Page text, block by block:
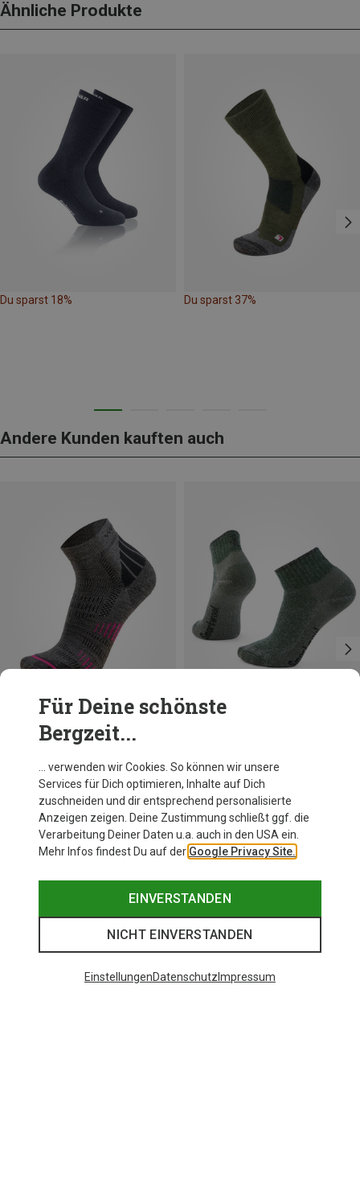
Ähnliche Produkte
Du sparst 18% Du sparst 37%
Andere Kunden kauften auch
Du sparst 19%
Für Deine schönste
Bergzeit...
… verwenden wir Cookies. So können wir unsere
Services für Dich optimieren, Inhalte auf Dich
zuschneiden und dir entsprechend personalisierte
Anzeigen zeigen. Deine Zustimmung schließt ggf. die
Verarbeitung Deiner Daten u.a. auch in den USA ein.
Mehr Infos findest Du auf der Google Privacy Site.
EINVERSTANDEN
NICHT EINVERSTANDEN
EinstellungenDatenschutz Impressum